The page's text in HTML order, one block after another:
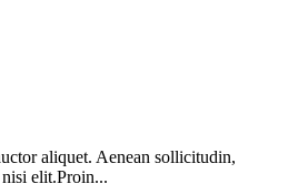
aliquet. Aenean sollicitudin,
elit.Proin...